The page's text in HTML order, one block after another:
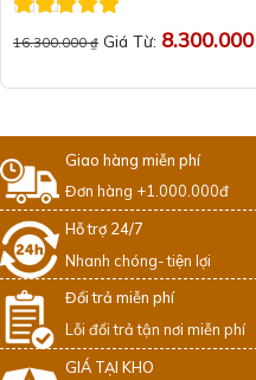
hạng55 sao
16.300.000₫ Giá Từ: 8.300.000
Giao hàng miễn phí
Đơn hàng +1.000.000đ
Hỗ trợ 24/7
Nhanh chóng- tiện lợi
Đổi trả miễn phí
Lỗi đổi trả tận nơi miễn phí
GIÁ TẠI KHO